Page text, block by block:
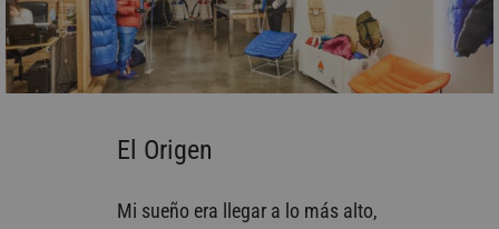
El Origen
Mi sueño era llegar a lo más alto,